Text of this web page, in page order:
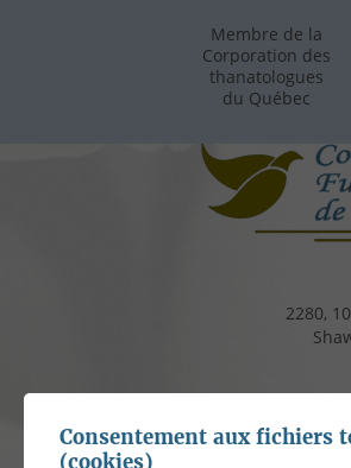
Membre de la
Corporation des
thanatologues
du Québec
2280,
Consentement aux fichiers
(cookies)